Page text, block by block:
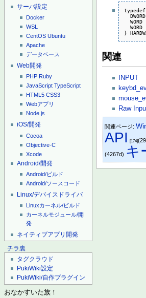
サーバ設定
Docker
WSL
CentOS Ubuntu
Apache
データベース
Web開発
PHP Ruby
JavaScript TypeScript
HTML5 CSS3
Webアプリ
Node.js
iOS/開発
Cocoa
Objective-C
Xcode
Android/開発
Android/ビルド
Android/ソースコード
Linux/デバイスドライバ
Linuxカーネル/ビルド
カーネルモジュール/開
発
ネイティブアプリ開発
チラ裏
タグクラウド
PukiWiki設定
PukiWiki/自作プラグイン
おなかすいた族！
typedef
WORD
WORD
}
関連
INPUT
Raw
関連ページ:
API
[174]
(4267d) キ